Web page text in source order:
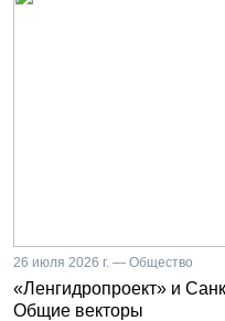
26 июля 2026 г. — Общество
«Ленгидропроект» и
Общие векторы